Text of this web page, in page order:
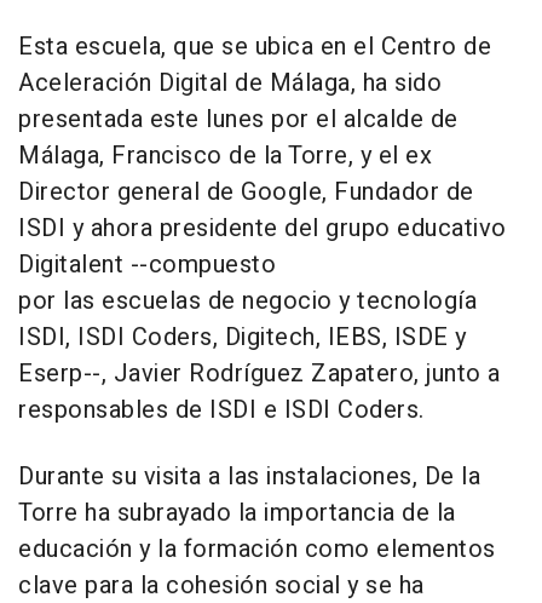
Esta escuela, que se ubica en el Centro de
Aceleración Digital de Málaga, ha sido
presentada este lunes por el alcalde de
Málaga, Francisco de la Torre, y el ex
Director general de Google, Fundador de
ISDI y ahora presidente del grupo educativo
Digitalent --compuesto
por las escuelas de negocio y tecnología
ISDI, ISDI Coders, Digitech, IEBS, ISDE y
Eserp--, Javier Rodríguez Zapatero, junto a
responsables de ISDI e ISDI Coders.
Durante su visita a las instalaciones, De la
Torre ha subrayado la importancia de la
educación y la formación como elementos
clave para la cohesión social y se ha